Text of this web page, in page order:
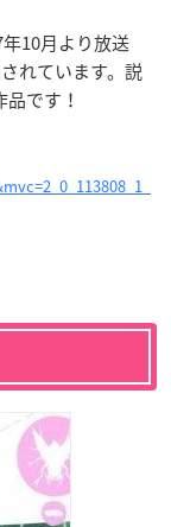
10月より放送
れています。説
です！